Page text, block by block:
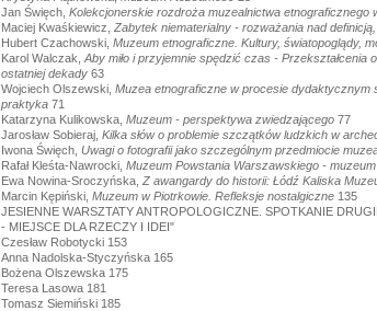
Jan Święch, Kolekcjonerskie rozdroża muzealnictwa etnograficznego
Maciej Kwaśkiewicz, Zabytek niematerialny - rozważania nad
Hubert Czachowski, Muzeum etnograficzne. Kultury, światopoglądy,
Karol Walczak, Aby miło i przyjemnie spędzić czas - Przekształcenia
ostatniej dekady63
Wojciech Olszewski, Muzea etnograficzne w procesie dydaktycznym
praktyka71
Katarzyna Kulikowska, Muzeum - perspektywa zwiedzającego77
Jarosław Sobieraj, Kilka słów o problemie szczątków ludzkich w
Iwona Święch, Uwagi o fotografii jako szczególnym przedmiocie
Rafał Kleśta-Nawrocki, Muzeum Powstania Warszawskiego -
Ewa Nowina-Sroczyńska, Z awangardy do historii: Łódź Kaliska
Marcin Kępiński, Muzeum w Piotrkowie. Refleksje nostalgiczne135
JESIENNE WARSZTATY ANTROPOLOGICZNE. SPOTKANIE
- MIEJSCE DLA RZECZY I IDEI"
Czesław Robotycki 153
Anna Nadolska-Styczyńska 165
Bożena Olszewska 175
Teresa Lasowa 181
Tomasz Siemiński 185